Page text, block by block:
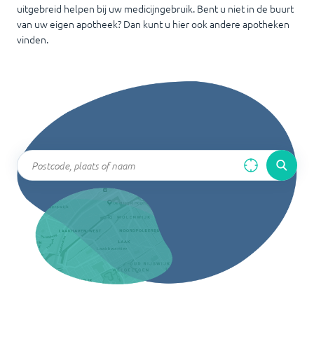
uitgebreid helpen bij uw medicijngebruik. Bent u niet in de buurt
van uw eigen apotheek? Dan kunt u hier ook andere apotheken
vinden.